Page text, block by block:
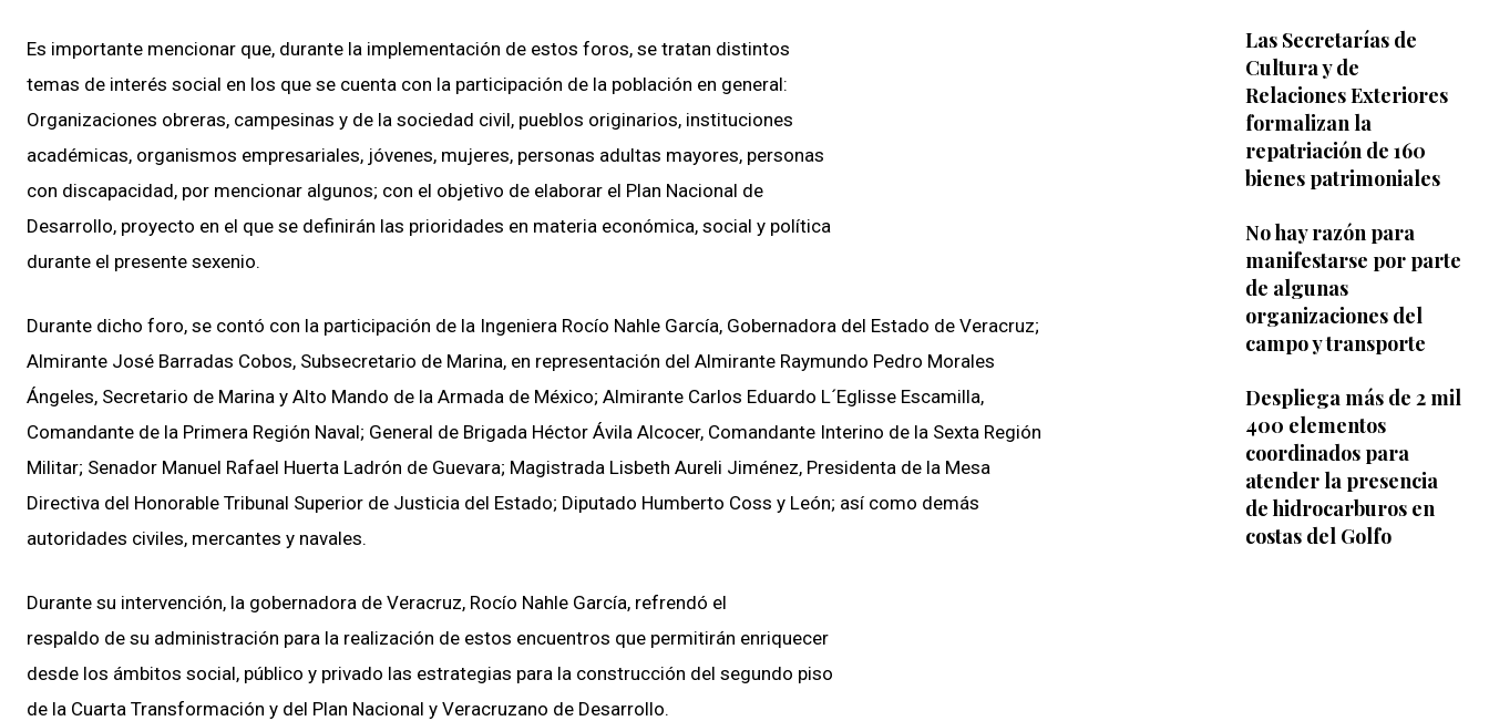
Es importante mencionar que, durante la implementación de estos foros, se tratan distintos
temas de interés social en los que se cuenta con la participación de la población en general:
Organizaciones obreras, campesinas y de la sociedad civil, pueblos originarios, instituciones
académicas, organismos empresariales, jóvenes, mujeres, personas adultas mayores, personas
con discapacidad, por mencionar algunos; con el objetivo de elaborar el Plan Nacional de
Desarrollo, proyecto en el que se definirán las prioridades en materia económica, social y política
durante el presente sexenio.
Durante dicho foro, se contó con la participación de la Ingeniera Rocío Nahle García, Gobernadora del Estado de Veracruz;
Almirante José Barradas Cobos, Subsecretario de Marina, en representación del Almirante Raymundo Pedro Morales
Ángeles, Secretario de Marina y Alto Mando de la Armada de México; Almirante Carlos Eduardo L´Eglisse Escamilla,
Comandante de la Primera Región Naval; General de Brigada Héctor Ávila Alcocer, Comandante Interino de la Sexta Región
Militar; Senador Manuel Rafael Huerta Ladrón de Guevara; Magistrada Lisbeth Aureli Jiménez, Presidenta de la Mesa
Directiva del Honorable Tribunal Superior de Justicia del Estado; Diputado Humberto Coss y León; así como demás
autoridades civiles, mercantes y navales.
Durante su intervención, la gobernadora de Veracruz, Rocío Nahle García, refrendó el
respaldo de su administración para la realización de estos encuentros que permitirán enriquecer
desde los ámbitos social, público y privado las estrategias para la construcción del segundo piso
de la Cuarta Transformación y del Plan Nacional y Veracruzano de Desarrollo.
Las Secretarías de
Cultura y de
Relaciones Exteriores
formalizan la
repatriación de 160
bienes patrimoniales
No hay razón para
manifestarse por parte
de algunas
organizaciones del
campo y transporte
Despliega más de 2 mil
400 elementos
coordinados para
atender la presencia
de hidrocarburos en
costas del Golfo